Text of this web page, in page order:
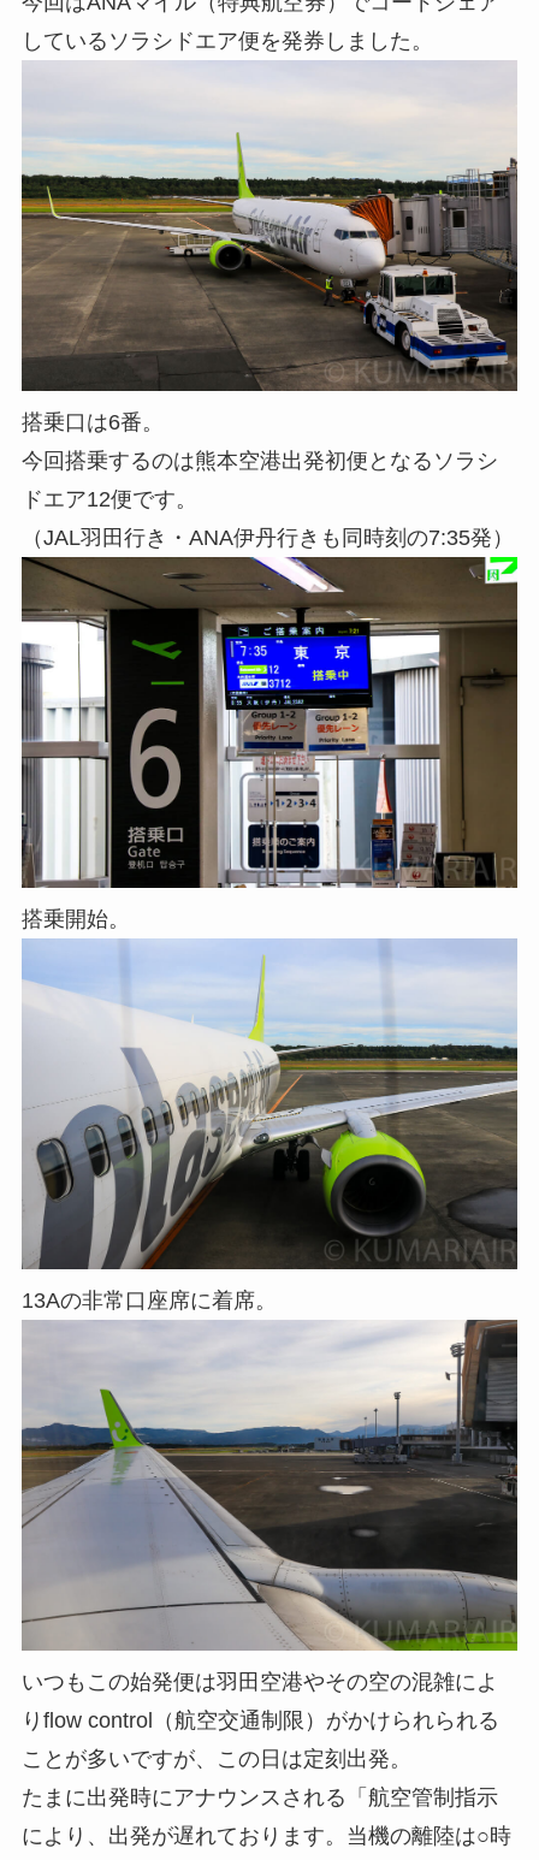
しているソラシドエア便を発券しました。
搭乗口は6番。
今回搭乗するのは熊本空港出発初便となるソラシ
ドエア12便です。
（JAL羽田行き・ANA伊丹行きも同時刻の7:35発）
搭乗開始。
13Aの非常口座席に着席。
いつもこの始発便は羽田空港やその空の混雑によ
りflow control（航空交通制限）がかけられられる
ことが多いですが、この日は定刻出発。
たまに出発時にアナウンスされる「航空管制指示
により、出発が遅れております。当機の離陸は○時